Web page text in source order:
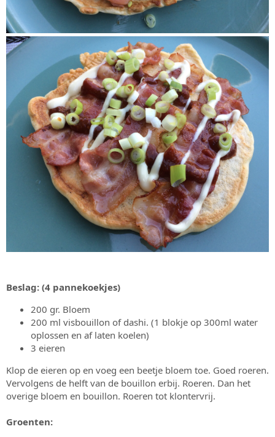
Beslag: (4 pannekoekjes)
200 gr. Bloem
200 ml visbouillon of dashi. (1 blokje op 300ml water
oplossen en af laten koelen)
3 eieren
Klop de eieren op en voeg een beetje bloem toe. Goed roeren.
Vervolgens de helft van de bouillon erbij. Roeren. Dan het
overige bloem en bouillon. Roeren tot klontervrij.
Groenten: